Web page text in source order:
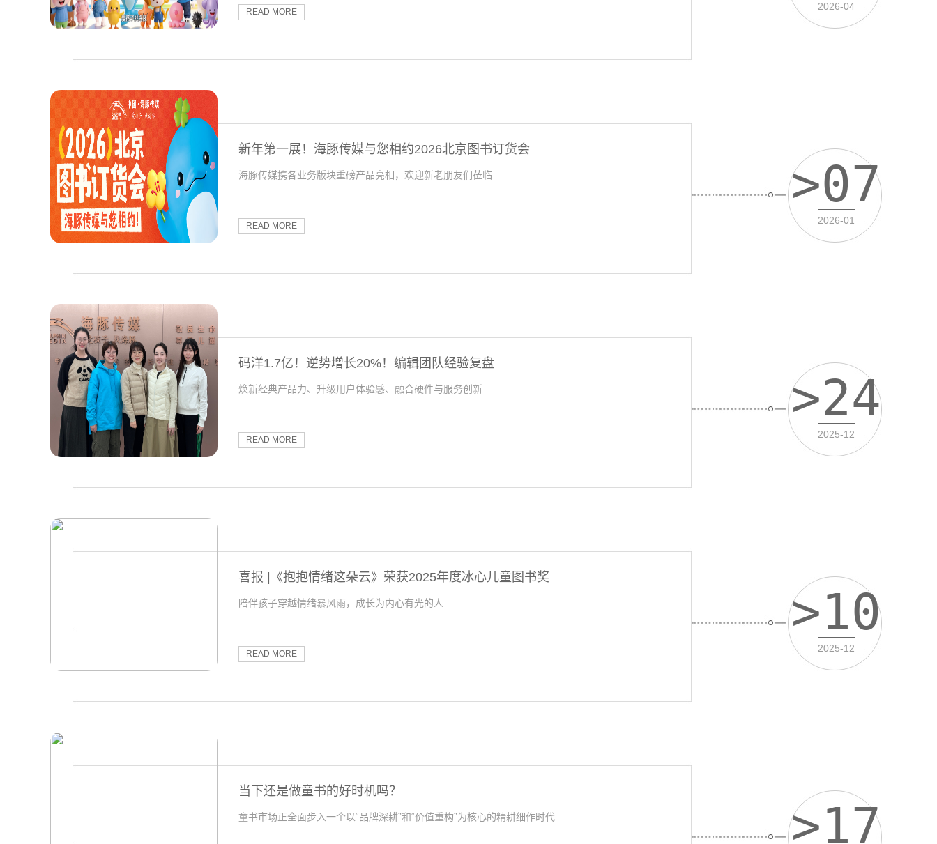
READ MORE 2026-04
新年第一展！海豚传媒与您相约2026北京图书订货会
海豚传媒携各业务版块重磅产品亮相，欢迎新老朋友们莅临
READ MORE
>07
2026-01
码洋1.7亿！逆势增长20%！编辑团队经验复盘
焕新经典产品力、升级用户体验感、融合硬件与服务创新
READ MORE
>24
2025-12
喜报 |《抱抱情绪这朵云》荣获2025年度冰心儿童图书奖
陪伴孩子穿越情绪暴风雨，成长为内心有光的人
READ MORE
>10
2025-12
当下还是做童书的好时机吗？
童书市场正全面步入一个以“品牌深耕”和“价值重构”为核心的精耕细作时代 >17